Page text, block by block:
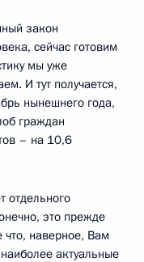
закон
сейчас готовим
мы уже
И тут получается,
нынешнего года,
граждан
– на 10,6
отдельного
это прежде
что, наверное, Вам
актуальные